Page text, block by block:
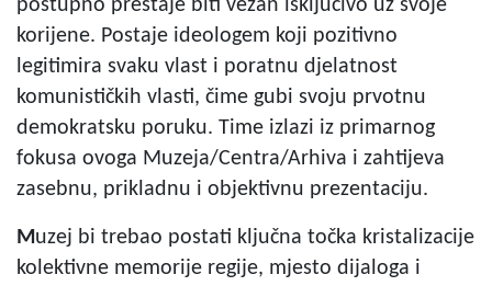
postupno prestaje biti vezan isključivo uz svoje
korijene. Postaje ideologem koji pozitivno
legitimira svaku vlast i poratnu djelatnost
komunističkih vlasti, čime gubi svoju prvotnu
demokratsku poruku. Time izlazi iz primarnog
fokusa ovoga Muzeja/Centra/Arhiva i zahtijeva
zasebnu, prikladnu i objektivnu prezentaciju.
M uzej bi trebao postati ključna točka kristalizacije
kolektivne memorije regije, mjesto dijaloga i